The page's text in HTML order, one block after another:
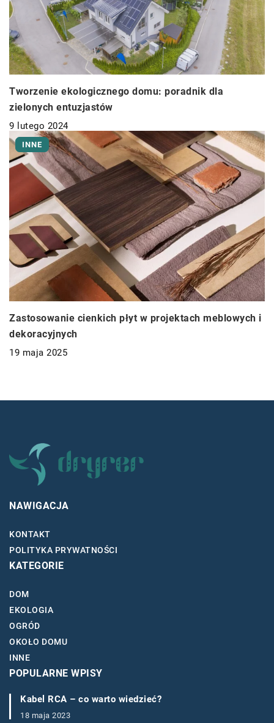
Tworzenie ekologicznego domu: poradnik dla
zielonych entuzjastów
9 lutego 2024
INNE
Zastosowanie cienkich płyt w projektach meblowych i
dekoracyjnych
19 maja 2025
NAWIGACJA
KONTAKT
POLITYKA PRYWATNOŚCI
KATEGORIE
DOM
EKOLOGIA
OGRÓD
OKOŁO DOMU
INNE
POPULARNE WPISY
Kabel RCA – co warto wiedzieć?
18 maja 2023